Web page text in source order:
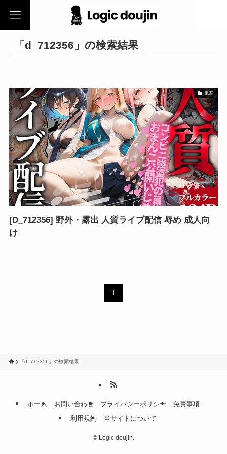
「d_712356」の検索結果
鬼畜
[D_712356] 野外・露出 人質ライブ配信 辱め 成人向
け
1
「d_712356」の検索結果
ホーム お問い合わせ プライバシーポリシー
免責事項
利用規約
当サイトについて
© Logic doujin.